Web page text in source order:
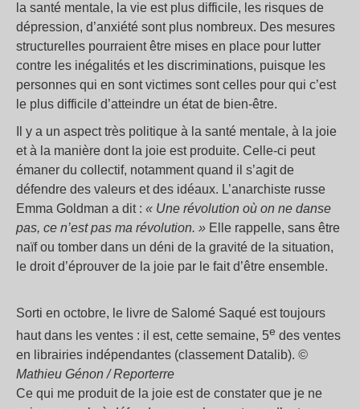
la santé mentale, la vie est plus difficile, les risques de
dépression, d’anxiété sont plus nombreux. Des mesures
structurelles pourraient être mises en place pour lutter
contre les inégalités et les discriminations, puisque les
personnes qui en sont victimes sont celles pour qui c’est
le plus difficile d’atteindre un état de bien-être.
Il y a un aspect très politique à la santé mentale, à la joie
et à la manière dont la joie est produite. Celle-ci peut
émaner du collectif, notamment quand il s’agit de
défendre des valeurs et des idéaux. L’anarchiste russe
Emma Goldman a dit : « Une révolution où on ne danse
pas, ce n’est pas ma révolution. » Elle rappelle, sans être
naïf ou tomber dans un déni de la gravité de la situation,
le droit d’éprouver de la joie par le fait d’être ensemble.
Sorti en octobre, le livre de Salomé Saqué est toujours
haut dans les ventes : il est, cette semaine, 5e des ventes
en librairies indépendantes (classement Datalib). ©
Mathieu Génon / Reporterre
Ce qui me produit de la joie est de constater que je ne